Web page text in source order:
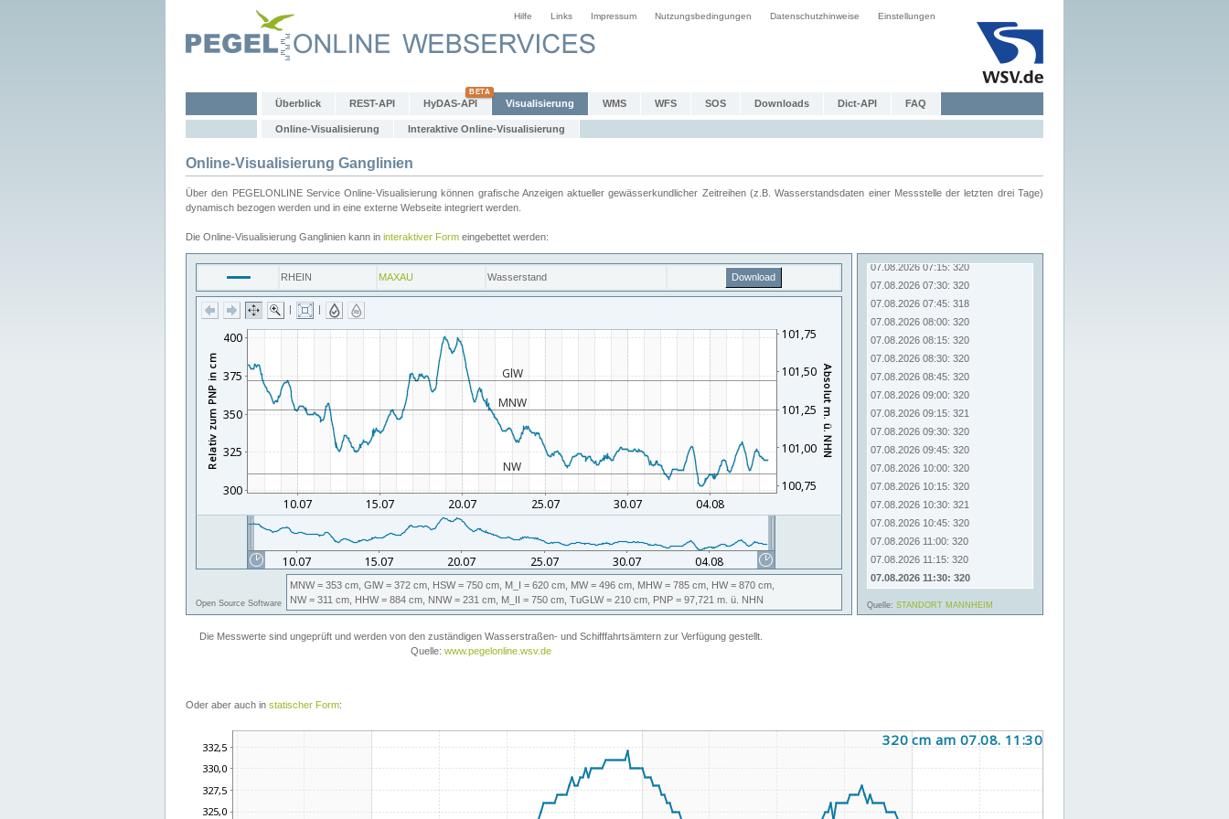
Hilfe Links Impressum Nutzungsbedingungen Datenschutzhinweise Einstellungen
Überblick REST-API HyDAS-API Visualisierung WMS WFS SOS Downloads Dict-API FAQ
Online-Visualisierung Interaktive Online-Visualisierung
Online-Visualisierung Ganglinien
Über den PEGELONLINE Service Online-Visualisierung können grafische Anzeigen aktueller gewässerkundlicher Zeitreihen (z.B. Wasserstandsdaten einer Messstelle der letzten drei Tage)
dynamisch bezogen werden und in eine externe Webseite integriert werden.
Die Online-Visualisierung Ganglinien kann in interaktiver Form eingebettet werden:
Oder aber auch in statischer Form: